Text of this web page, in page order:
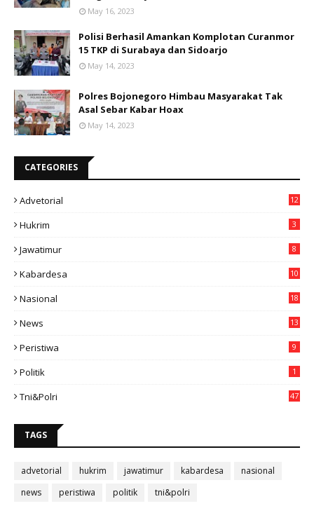
May 16, 2023
Polisi Berhasil Amankan Komplotan Curanmor
15 TKP di Surabaya dan Sidoarjo
May 14, 2023
Polres Bojonegoro Himbau Masyarakat Tak
Asal Sebar Kabar Hoax
May 14, 2023
CATEGORIES
Advetorial 12
Hukrim 3
Jawatimur 8
Kabardesa
10
Nasional
18
News
13
Peristiwa 9
Politik 1
Tni&polri 47
TAGS
advetorial hukrim jawatimur kabardesa
nasional
news
peristiwa politik tni&polri